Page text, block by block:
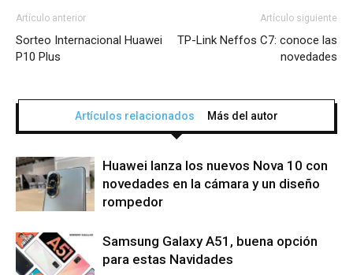
Artículo anterior
Sorteo Internacional Huawei
P10 Plus
Artículo siguiente
TP-Link Neffos C7: conoce las
novedades
Artículos relacionados Más del autor
Huawei lanza los nuevos Nova 10 con
novedades en la cámara y un diseño
rompedor
Samsung Galaxy A51, buena opción
para estas Navidades